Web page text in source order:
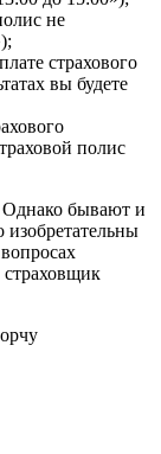
не
страхового
вы будете
полис
Однако бывают и